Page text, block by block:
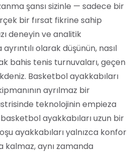
şansı sizinle — sadece bir
bir fırsat fikrine sahip
deneyin ve analitik
olarak düşünün, nasıl
bahis tenis turnuvaları, geçen
Basketbol ayakkabıları
ayrılmaz bir
teknolojinin empieza
ayakkabıları uzun bir
ayakkabıları yalnızca konfor
aynı zamanda